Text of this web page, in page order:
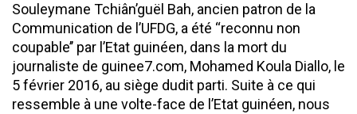
Souleymane Tchiân’guël Bah, ancien patron de la
Communication de l’UFDG, a été ‘‘reconnu non
coupable’’ par l’Etat guinéen, dans la mort du
journaliste de guinee7.com, Mohamed Koula Diallo, le
5 février 2016, au siège dudit parti. Suite à ce qui
ressemble à une volte-face de l’Etat guinéen, nous